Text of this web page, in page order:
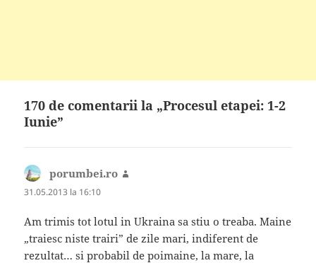
170 de comentarii la „Procesul etapei: 1-2
Iunie”
porumbei.ro
31.05.2013 la 16:10
Am trimis tot lotul in Ukraina sa stiu o treaba. Maine
„traiesc niste trairi” de zile mari, indiferent de
rezultat… si probabil de poimaine, la mare, la